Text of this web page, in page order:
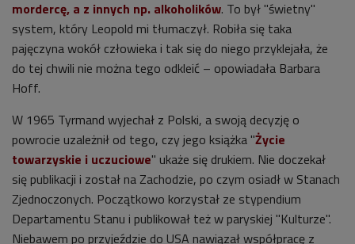
mordercę, a z innych np. alkoholików. To był "świetny"
system, który Leopold mi tłumaczył. Robiła się taka
pajęczyna wokół człowieka i tak się do niego przyklejała, że
do tej chwili nie można tego odkleić – opowiadała Barbara
Hoff.
W 1965 Tyrmand wyjechał z Polski, a swoją decyzję o
powrocie uzależnił od tego, czy jego książka "Życie
towarzyskie i uczuciowe" ukaże się drukiem. Nie doczekał
się publikacji i został na Zachodzie, po czym osiadł w Stanach
Zjednoczonych. Początkowo korzystał ze stypendium
Departamentu Stanu i publikował też w paryskiej "Kulturze".
Niebawem po przyjeździe do USA nawiązał współpracę z